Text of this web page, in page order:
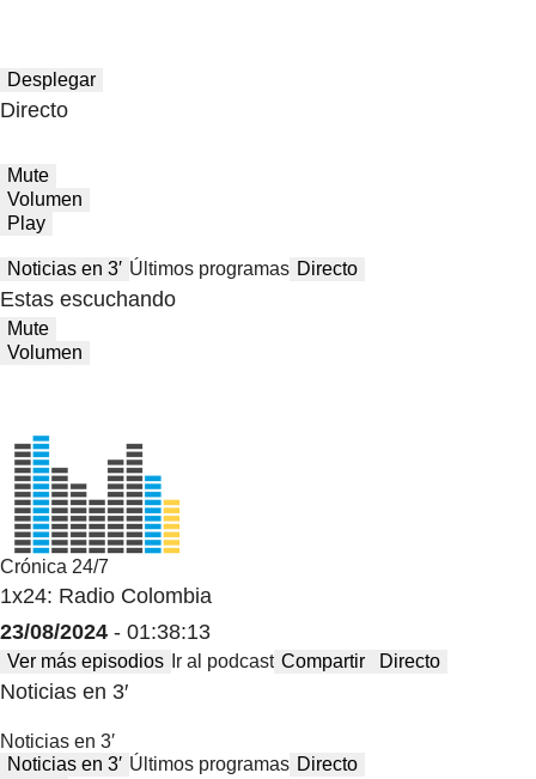
Desplegar
Directo
Mute
Volumen
Play
Noticias en 3′ Últimos programas Directo
Estas escuchando
Mute
Volumen
Crónica 24/7
1x24: Radio Colombia
23/08/2024 - 01:38:13
Ver más episodios Ir al podcast Compartir Directo
Noticias en 3′
Noticias en 3′
Noticias en 3′ Últimos programas Directo